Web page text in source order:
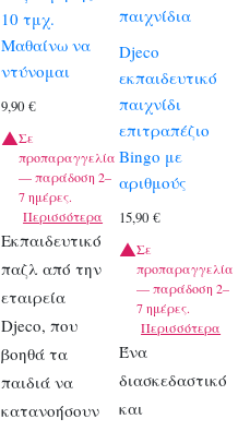
10 τμχ.
Μαθαίνω να
ντύνομαι
9,90€
Σε
προπαραγγελία
— παράδοση 2–
7 ημέρες.
Περισσότερα
Εκπαιδευτικό
παζλ από την
εταιρεία
Djeco, που
βοηθά τα
παιδιά να
κατανοήσουν
παιχνίδια
Djeco
εκπαιδευτικό
παιχνίδι
επιτραπέζιο
Bingo με
αριθμούς
15,90€
Σε
προπαραγγελία
— παράδοση 2–
7 ημέρες.
Περισσότερα
Ένα
διασκεδαστικό
και